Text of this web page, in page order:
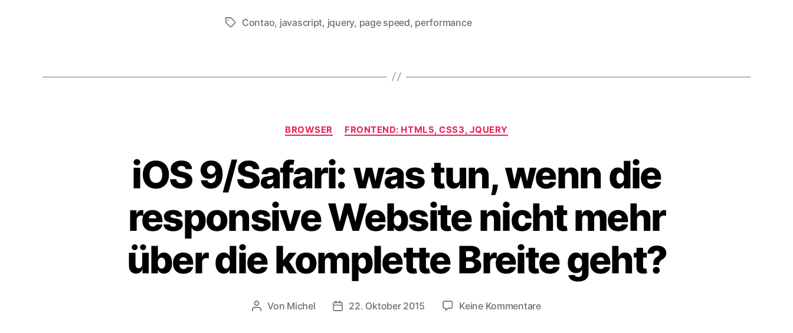
Schlagwörter
Contao, javascript, jquery, page speed, performance
Kategorien
BROWSER FRONTEND: HTML5, CSS3, JQUERY
iOS 9/Safari: was tun, wenn die
responsive Website nicht mehr
über die komplette Breite geht?
Beitragsautor
Von Michel Veröffentlichungsdatum
22. Oktober 2015 Keine Kommentarezu